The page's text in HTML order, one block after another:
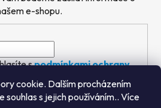
cookie. Dalším procházením
s jejich používáním.. Více
e-shopu.
spodmínkami ochrany